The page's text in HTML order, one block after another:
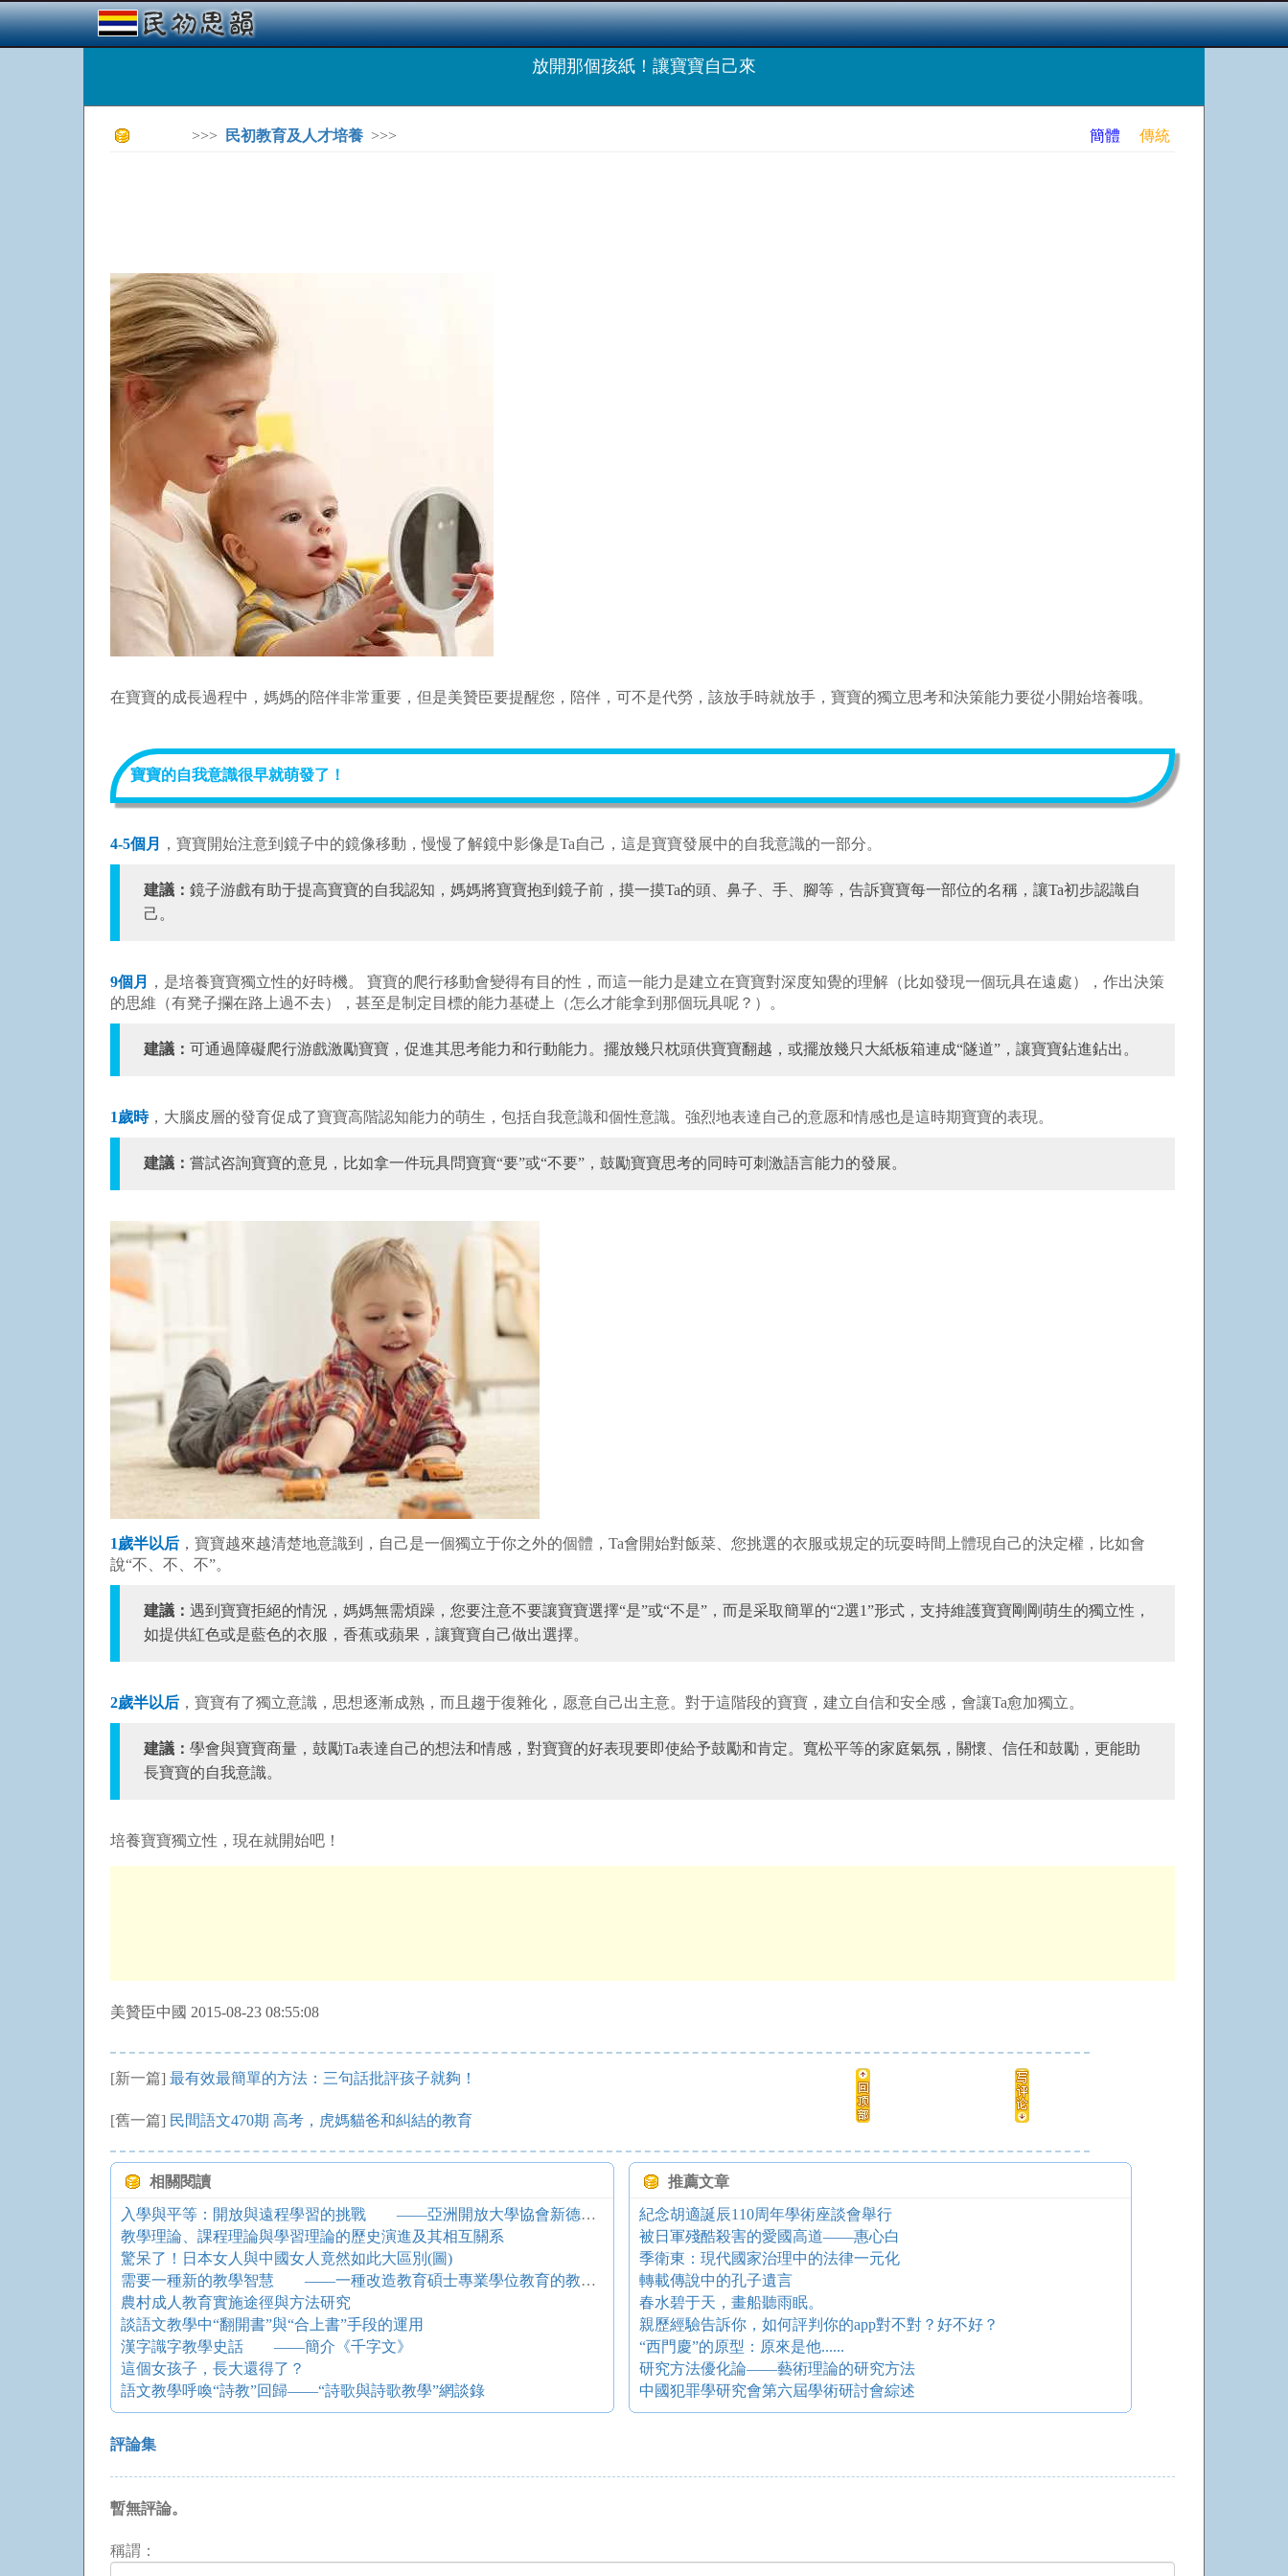
放開那個孩紙！讓寶寶自己來
>>> 民初教育及人才培養 >>> 簡體 傳統
在寶寶的成長過程中，媽媽的陪伴非常重要，但是美贊臣要提醒您，陪伴，可不是代勞，該放手時就放手，寶寶的獨立思考和決策能力要從小開始培養哦。
寶寶的自我意識很早就萌發了！
4-5個月 ，寶寶開始注意到鏡子中的鏡像移動，慢慢了解鏡中影像是Ta自己，這是寶寶發展中的自我意識的一部分。
建議 ： 鏡子游戲有助于提高寶寶的自我認知，媽媽將寶寶抱到鏡子前，摸一摸Ta的頭、鼻子、手、腳等，告訴寶寶每一部位的名稱，讓Ta初步認識自
己。
9個月
，是培養寶寶獨立性的好時機。 寶寶的爬行移動會變得有目的性，而這一能力是建立在寶寶對深度知覺的理解（比如發現一個玩具在遠處），作出決策
的思維（有凳子攔在路上過不去），甚至是制定目標的能力基礎上（怎么才能拿到那個玩具呢？）。
建議： 可通過障礙爬行游戲激勵寶寶，促進其思考能力和行動能力。擺放幾只枕頭供寶寶翻越，或擺放幾只大紙板箱連成“隧道”，讓寶寶鉆進鉆出。
1歲時，大腦皮層的發育促成了寶寶高階認知能力的萌生，包括自我意識和個性意識。強烈地表達自己的意愿和情感也是這時期寶寶的表現。
建議： 嘗試咨詢寶寶的意見，比如拿一件玩具問寶寶“要”或“不要”，鼓勵寶寶思考的同時可刺激語言能力的發展。
1歲半以后 ，寶寶越來越清楚地意識到，自己是一個獨立于你之外的個體，Ta會開始對飯菜、您挑選的衣服或規定的玩耍時間上體現自己的決定權，比如會
說“不、不、不”。
建議： 遇到寶寶拒絕的情況，媽媽無需煩躁，您要注意不要讓寶寶選擇“是”或“不是”，而是采取簡單的“2選1”形式，支持維護寶寶剛剛萌生的獨立性，
如提供紅色或是藍色的衣服，香蕉或蘋果，讓寶寶自己做出選擇。
2歲半以后 ，寶寶有了獨立意識，思想逐漸成熟，而且趨于復雜化，愿意自己出主意。對于這階段的寶寶，建立自信和安全感，會讓Ta愈加獨立。
建議： 學會與寶寶商量，鼓勵Ta表達自己的想法和情感，對寶寶的好表現要即使給予鼓勵和肯定。寬松平等的家庭氣氛，關懷、信任和鼓勵，更能助
長寶寶的自我意識。
培養寶寶獨立性，現在就開始吧！
美贊臣中國 2015-08-23 08:55:08
[新一篇] 最有效最簡單的方法：三句話批評孩子就夠！
[舊一篇] 民間語文470期 高考，虎媽貓爸和糾結的教育
相關閱讀
入學與平等：開放與遠程學習的挑戰 ——亞洲開放大學協會新德里年會綜述
教學理論、課程理論與學習理論的歷史演進及其相互關系
驚呆了！日本女人與中國女人竟然如此大區別(圖)
需要一種新的教學智慧 ——一種改造教育碩士專業學位教育的教學理念
農村成人教育實施途徑與方法研究
談語文教學中“翻開書”與“合上書”手段的運用
漢字識字教學史話 ——簡介《千字文》
這個女孩子，長大還得了？
語文教學呼喚“詩教”回歸——“詩歌與詩歌教學”網談錄
推薦文章
紀念胡適誕辰110周年學術座談會舉行
被日軍殘酷殺害的愛國高道——惠心白
季衛東：現代國家治理中的法律一元化
轉載傳說中的孔子遺言
春水碧于天，畫船聽雨眠。
親歷經驗告訴你，如何評判你的app對不對？好不好？
“西門慶”的原型：原來是他......
研究方法優化論——藝術理論的研究方法
中國犯罪學研究會第六屆學術研討會綜述
評論集
暫無評論。
稱謂：